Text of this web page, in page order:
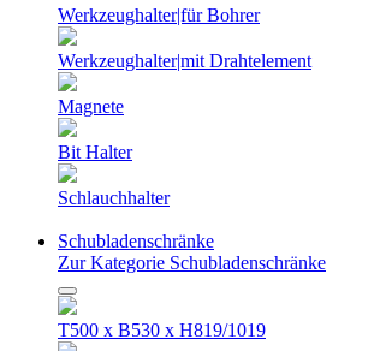
Werkzeughalter|für Bohrer
Werkzeughalter|mit Drahtelement
Magnete
Bit Halter
Schlauchhalter
Schubladenschränke
Zur Kategorie Schubladenschränke
T500 x B530 x H819/1019